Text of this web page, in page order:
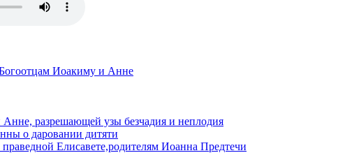
Иоакиму и Анне
Анне, разрешающей узы безчадия и неплодия
о даровании дитяти
Елисавете,родителям Иоанна Предтечи